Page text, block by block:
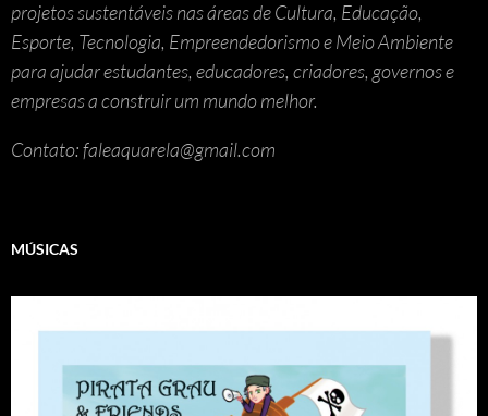
projetos sustentáveis nas áreas de Cultura, Educação,
Esporte, Tecnologia, Empreendedorismo e Meio Ambiente
para ajudar estudantes, educadores, criadores, governos e
empresas a construir um mundo melhor.
Contato: faleaquarela@gmail.com
MÚSICAS